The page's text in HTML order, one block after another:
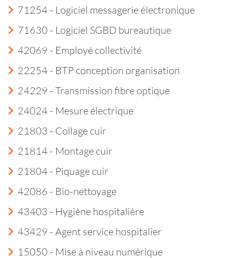
71254 - Logiciel messagerie électronique
71630 - Logiciel SGBD bureautique
42069 - Employé collectivité
22254 - BTP conception organisation
24229 - Transmission fibre optique
24024 - Mesure électrique
21803 - Collage cuir
21814 - Montage cuir
21804 - Piquage cuir
42086 - Bio-nettoyage
43403 - Hygiène hospitalière
43429 - Agent service hospitalier
15050 - Mise à niveau numérique